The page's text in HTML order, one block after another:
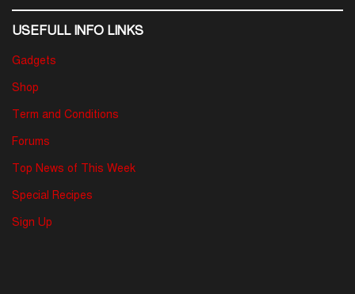
USEFULL INFO LINKS
Gadgets
Shop
Term and Conditions
Forums
Top News of This Week
Special Recipes
Sign Up